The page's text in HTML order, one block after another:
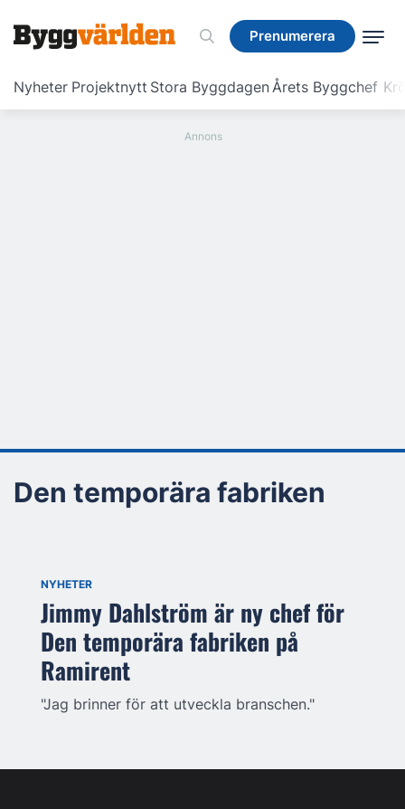
Prenumerera
Nyheter Projektnytt Stora ByggdagenÅrets Byggchef
Prenumerera
Den temporära fabriken
NYHETER
Jimmy Dahlström är ny chef för
Den temporära fabriken på
Ramirent
"Jag brinner för att utveckla branschen."